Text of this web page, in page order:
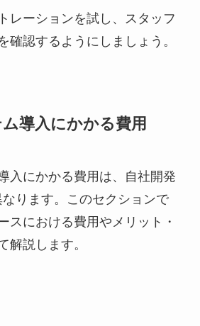
レーションを試し、スタッフ
確認するようにしましょう。
導入にかかる費用
入にかかる費用は、自社開発
ります。このセクションで
スにおける費用やメリット・
解説します。